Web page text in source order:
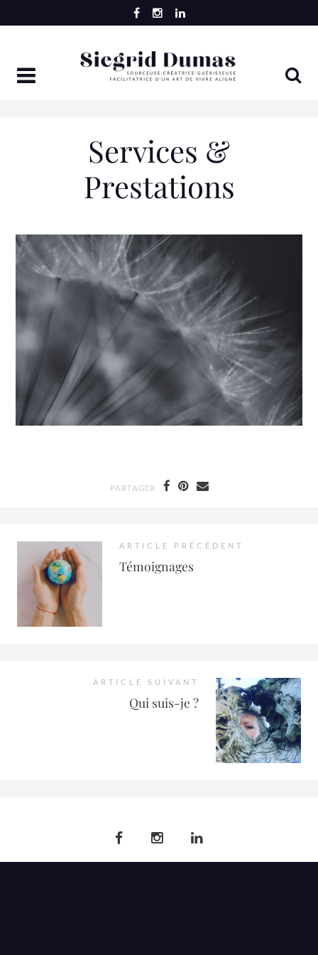
to
Services &
Prestations
PARTAGER
ARTICLE PRÉCÉDENT
Témoignages
ARTICLE SUIVANT
Qui suis-je ?